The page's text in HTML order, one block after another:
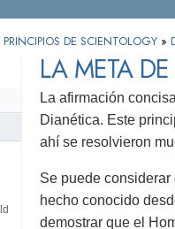
PRINCIPIOS DE SCIENTOLOGY »
LA META
La afirmación
Dianética. Este
ahí se resolvieron
Se puede
hecho conocido
demostrar que el